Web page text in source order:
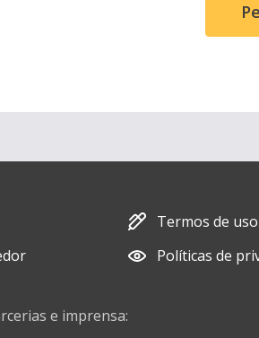
Termos de uso
Políticas de
e imprensa: